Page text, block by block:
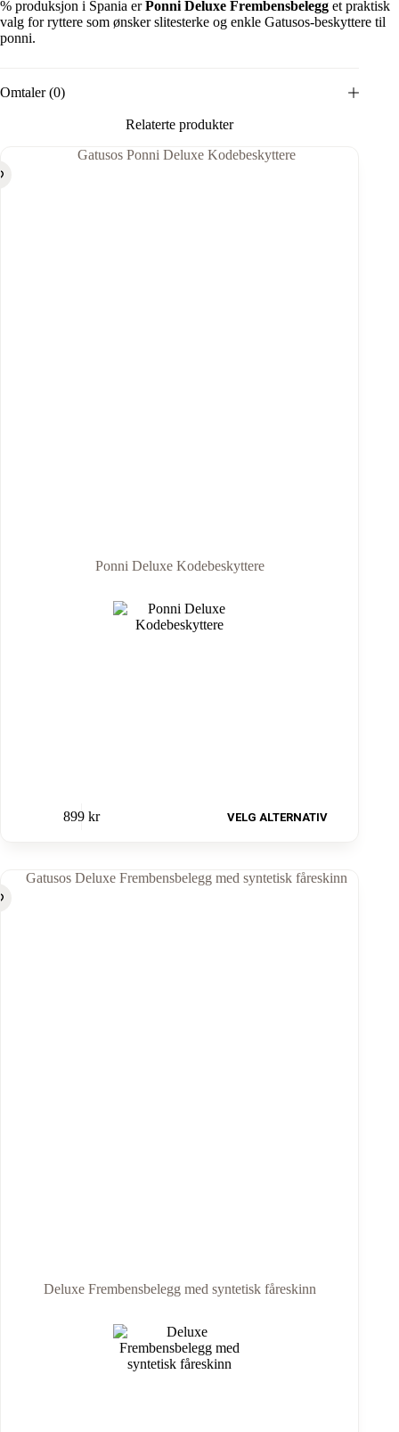
% produksjon i Spania erPonni Deluxe Frembensbelegg et praktisk
valg for ryttere som ønsker slitesterke og enkle Gatusos-beskyttere til
ponni.
Omtaler (0)
Relaterte produkter
Ponni Deluxe Kodebeskyttere
899 kr VELG ALTERNATIV
Deluxe Frembensbelegg med syntetisk fåreskinn